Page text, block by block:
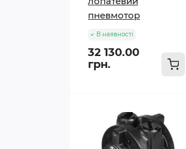
пневмотор
В наявності
32 130.00
грн.